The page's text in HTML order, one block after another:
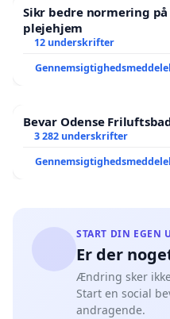
Sikr bedre normering
plejehjem
12 underskrifter
Bevar Odense
3 282 underskrifter
START DIN EGEN
Er der
Ændring sker
Start en social
andragende.